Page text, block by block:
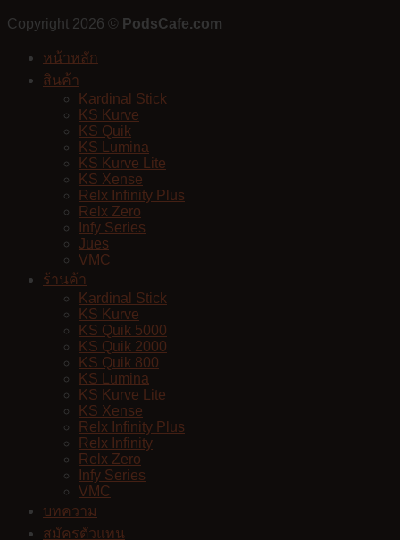
Copyright 2026 © PodsCafe.com
หน้าหลัก
สินค้า
Kardinal Stick
KS Kurve
KS Quik
KS Lumina
KS Kurve Lite
KS Xense
Relx Infinity Plus
Relx Zero
Infy Series
Jues
VMC
ร้านค้า
Kardinal Stick
KS Kurve
KS Quik 5000
KS Quik 2000
KS Quik 800
KS Lumina
KS Kurve Lite
KS Xense
Relx Infinity Plus
Relx Infinity
Relx Zero
Infy Series
VMC
บทความ
สมัครตัวแทน